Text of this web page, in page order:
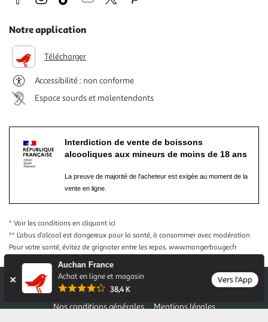
Auchan France
Achat en ligne et magasin
38,4 K
Vers l'App
Notre application
Télécharger
Accessibilité : non conforme
Espace sourds et malentendants
Interdiction de vente de boissons
alcooliques aux mineurs de moins de 18 ans
La preuve de majorité de l'acheteur est exigée au moment de la
vente en ligne.
* Voir les conditions en cliquant ici
** L’abus d’alcool est dangereux pour la santé, à consommer avec modération
Pour votre santé, évitez de grignoter entre les repas. www.mangerbouger.fr
Nos conditions générales
Mentions légales